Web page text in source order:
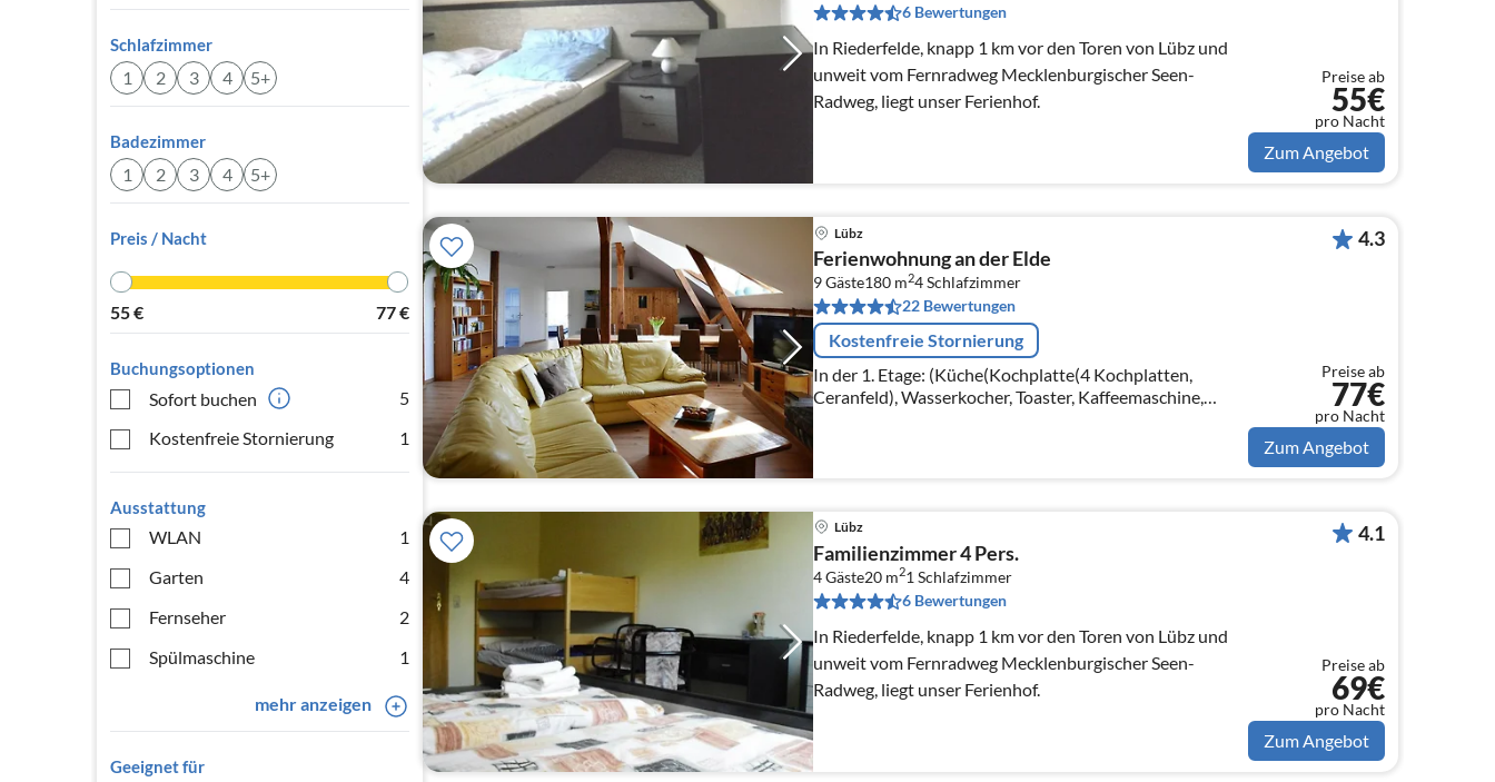
Schlafzimmer
1 2 3 4 5+
Badezimmer
1 2 3 4 5+
Preis / Nacht
55€ 77€
Buchungsoptionen
Sofort buchen
5
Kostenfreie Stornierung
1
Ausstattung
WLAN
1
Garten
4
Fernseher
2
Spülmaschine
1
mehr anzeigen
Geeignet für
6 Bewertungen
In Riederfelde, knapp 1 km vor den Toren von Lübz und
unweit vom Fernradweg Mecklenburgischer Seen-
Radweg, liegt unser Ferienhof.
Preise ab
55€
pro Nacht
Zum Angebot
Lübz
Ferienwohnung an der Elde
9 Gäste180 m24Schlafzimmer
22 Bewertungen
Kostenfreie Stornierung
In der 1. Etage: (Küche(Kochplatte(4 Kochplatten,
Ceranfeld), Wasserkocher, Toaster, Kaffeemaschine,
4.3
Preise ab
77€
pro Nacht
Zum Angebot
Lübz
Familienzimmer 4 Pers.
4 Gäste20 m21 Schlafzimmer
6 Bewertungen
In Riederfelde, knapp 1 km vor den Toren von Lübz und
unweit vom Fernradweg Mecklenburgischer Seen-
Radweg, liegt unser Ferienhof.
4.1
Preise ab
69€
pro Nacht
Zum Angebot